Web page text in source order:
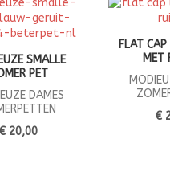
SMALLE
PET
DAMES
€ 20,00
FLAT
MET
€